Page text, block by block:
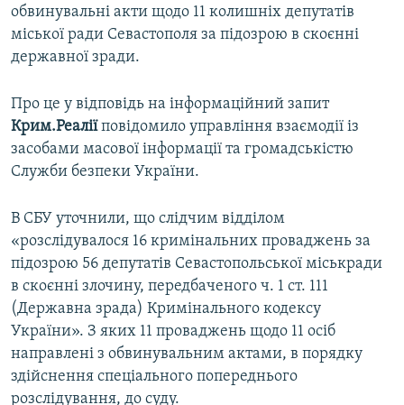
Усі сайти RFE/RL
обвинувальні акти щодо 11 колишніх депутатів
міської ради Севастополя за підозрою в скоєнні
державної зради.
Про це у відповідь на інформаційний запит
Крим.Реаліїповідомило управління взаємодії із
засобами масової інформації та громадськістю
Служби безпеки України.
В СБУ уточнили, що слідчим відділом
«розслідувалося 16 кримінальних проваджень за
підозрою 56 депутатів Севастопольської міськради
в скоєнні злочину, передбаченого ч. 1 ст. 111
(Державна зрада) Кримінального кодексу
України». З яких 11 проваджень щодо 11 осіб
направлені з обвинувальним актами, в порядку
здійснення спеціального попереднього
розслідування, до суду.